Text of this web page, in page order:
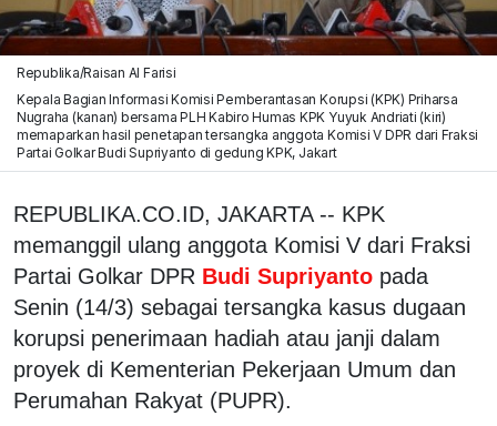
Republika/Raisan Al Farisi
Kepala Bagian Informasi Komisi Pemberantasan Korupsi (KPK) Priharsa
Nugraha (kanan) bersama PLH Kabiro Humas KPK Yuyuk Andriati (kiri)
memaparkan hasil penetapan tersangka anggota Komisi V DPR dari Fraksi
Partai Golkar Budi Supriyanto di gedung KPK, Jakart
REPUBLIKA.CO.ID, JAKARTA -- KPK
memanggil ulang anggota Komisi V dari Fraksi
Partai Golkar DPR Budi Supriyanto pada
Senin (14/3) sebagai tersangka kasus dugaan
korupsi penerimaan hadiah atau janji dalam
proyek di Kementerian Pekerjaan Umum dan
Perumahan Rakyat (PUPR).